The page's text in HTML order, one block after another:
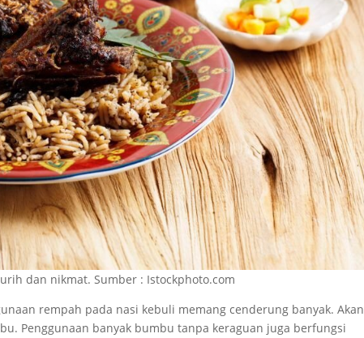
dan nikmat. Sumber : Istockphoto.com
rempah pada nasi kebuli memang cenderung banyak. Akan
Penggunaan banyak bumbu tanpa keraguan juga berfungsi